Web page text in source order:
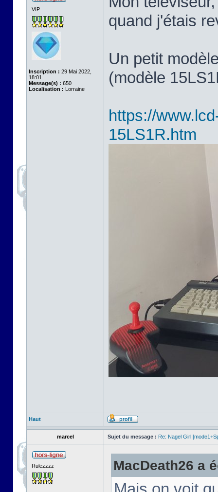
VIP
Inscription : 29 Mai 2022,
18:01
Message(s) : 650
Localisation : Lorraine
quand j'étais
Un petit
(modèle
https://
15LS1R.htm
Haut
marcel Sujet du message : Re: Nagel Girl
Rulezzzz MacDeath26 a